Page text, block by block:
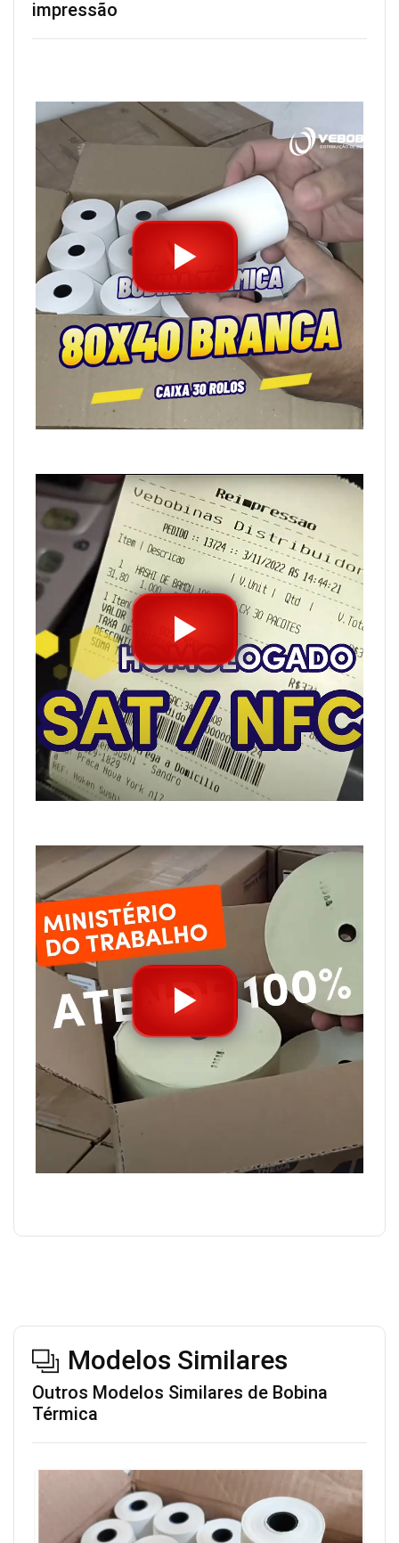
impressão
Modelos Similares
Outros Modelos Similares de Bobina
Térmica